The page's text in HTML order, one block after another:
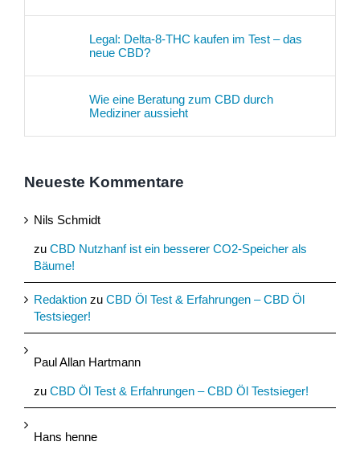
Legal: Delta-8-THC kaufen im Test – das
neue CBD?
Wie eine Beratung zum CBD durch
Mediziner aussieht
Neueste Kommentare
Nils Schmidt
zu CBD Nutzhanf ist ein besserer CO2-Speicher als
Bäume!
Redaktion zu CBD Öl Test & Erfahrungen – CBD Öl
Testsieger!
Paul Allan Hartmann
zu CBD Öl Test & Erfahrungen – CBD Öl Testsieger!
Hans henne